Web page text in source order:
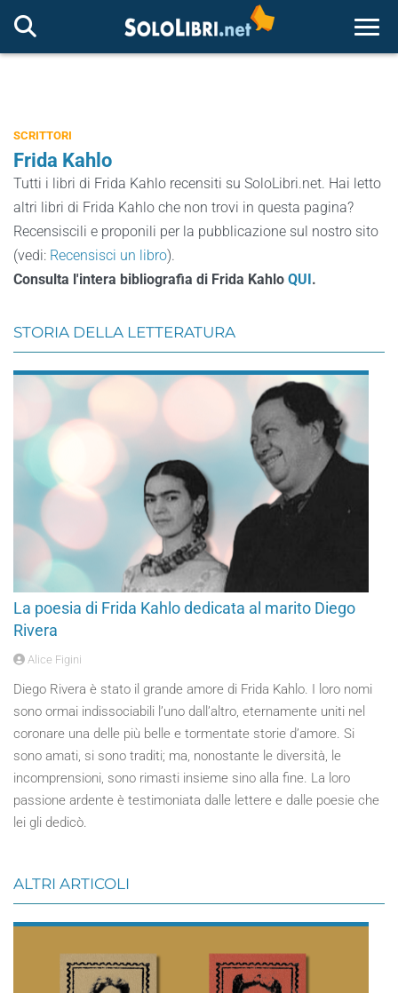
SCRITTORI
Frida Kahlo
Tutti i libri di Frida Kahlo recensiti su SoloLibri.net. Hai letto
altri libri di Frida Kahlo che non trovi in questa pagina?
Recensiscili e proponili per la pubblicazione sul nostro sito
(vedi: Recensisci un libro).
Consulta l'intera bibliografia di Frida Kahlo QUI.
STORIA DELLA LETTERATURA
La poesia di Frida Kahlo dedicata al marito Diego
Rivera
Alice Figini
Diego Rivera è stato il grande amore di Frida Kahlo. I loro nomi
sono ormai indissociabili l’uno dall’altro, eternamente uniti nel
coronare una delle più belle e tormentate storie d’amore. Si
sono amati, si sono traditi; ma, nonostante le diversità, le
incomprensioni, sono rimasti insieme sino alla fine. La loro
passione ardente è testimoniata dalle lettere e dalle poesie che
lei gli dedicò.
ALTRI ARTICOLI